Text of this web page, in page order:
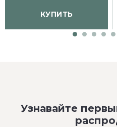
КУПИТЬ
Узнавайте